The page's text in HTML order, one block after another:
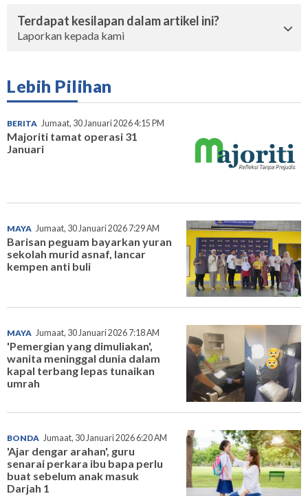
Terdapat kesilapan dalam artikel ini?
Laporkan kepada kami
Lebih Pilihan
BERITA Jumaat, 30 Januari 2026 4:15 PM
Majoriti tamat operasi 31
Januari
MAYA Jumaat, 30 Januari 2026 7:29 AM
Barisan peguam bayarkan yuran
sekolah murid asnaf, lancar
kempen anti buli
MAYA Jumaat, 30 Januari 2026 7:18 AM
'Pemergian yang dimuliakan',
wanita meninggal dunia dalam
kapal terbang lepas tunaikan
umrah
BONDA Jumaat, 30 Januari 2026 6:20 AM
'Ajar dengar arahan', guru
senarai perkara ibu bapa perlu
buat sebelum anak masuk
Darjah 1